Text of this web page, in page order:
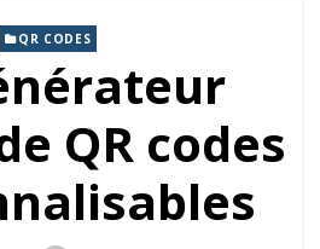
QR CODES
QR codes